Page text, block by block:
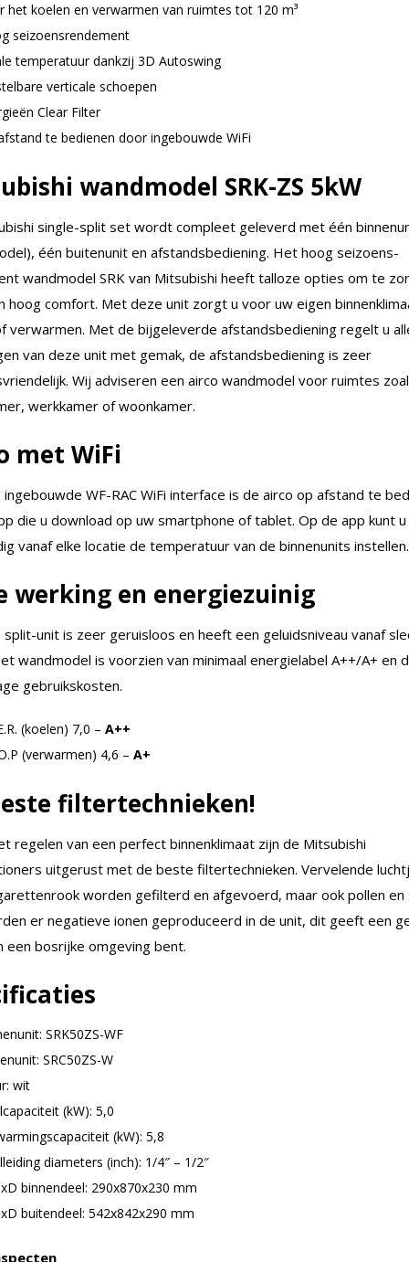
het koelen en verwarmen van ruimtes tot 120 m³
seizoensrendement
temperatuur dankzij 3D Autoswing
verticale schoepen
Clear Filter
te bedienen door ingebouwde WiFi
wandmodel SRK-ZS 5kW
single-split set wordt compleet geleverd met één
één buitenunit en afstandsbediening. Het hoog seizoens-
wandmodel SRK van Mitsubishi heeft talloze opties om te
hoog comfort. Met deze unit zorgt u voor uw eigen
verwarmen. Met de bijgeleverde afstandsbediening regelt u
van deze unit met gemak, de afstandsbediening is zeer
Wij adviseren een airco wandmodel voor ruimtes
werkkamer of woonkamer.
met WiFi
WF-RAC WiFi interface is de airco op afstand te
die u download op uw smartphone of tablet. Op de app kunt u
vanaf elke locatie de temperatuur van de binnenunits instellen.
werking en energiezuinig
split-unit is zeer geruisloos en heeft een geluidsniveau vanaf
wandmodel is voorzien van minimaal energielabel A++/A+ en
gebruikskosten.
(koelen) 7,0 – A++
(verwarmen) 4,6 – A+
filtertechnieken!
regelen van een perfect binnenklimaat zijn de Mitsubishi
uitgerust met de beste filtertechnieken. Vervelende
worden gefilterd en afgevoerd, maar ook pollen en
er negatieve ionen geproduceerd in de unit, dit geeft een
een bosrijke omgeving bent.
SRK50ZS-WF
SRC50ZS-W
wit
(kW): 5,0
(kW): 5,8
diameters (inch): 1/4″ – 1/2″
binnendeel: 290x870x230 mm
buitendeel: 542x842x290 mm